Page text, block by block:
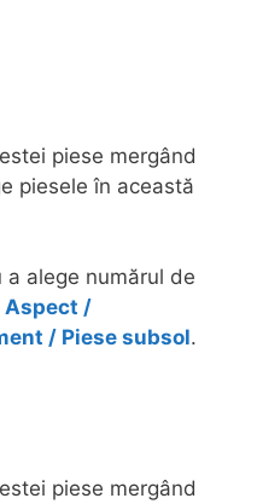
piese mergând
piesele în această
alege numărul de
Aspect /
/ Piese subsol.
piese mergând